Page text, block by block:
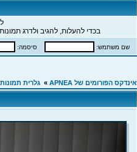
בכדי להעלות, להגיב ולדרג
שם משתמש: סיסמה:
אינדקס הפורומים של APNEA » גלרית תמונות